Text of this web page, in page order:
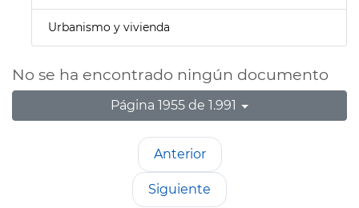
Urbanismo y vivienda
No se ha encontrado ningún documento
Página 1955 de 1.991
Anterior
Siguiente